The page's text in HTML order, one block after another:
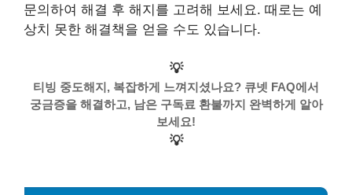
문의하여 해결 후 해지를 고려해 보세요. 때로는 예
상치 못한 해결책을 얻을 수도 있습니다.
💡
티빙 중도해지, 복잡하게 느껴지셨나요? 큐넷 FAQ에서
궁금증을 해결하고, 남은 구독료 환불까지 완벽하게 알아
보세요!
💡